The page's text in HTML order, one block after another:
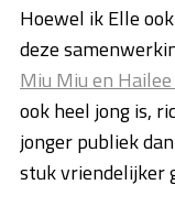
Hoewel ik Elle
deze
Miu Miu en
ook heel jong is,
jonger publiek
stuk vriendelijker